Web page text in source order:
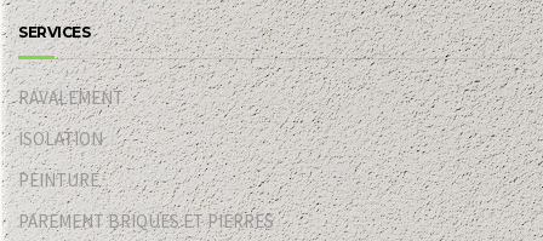
SERVICES
RAVALEMENT
ISOLATION
PEINTURE
PAREMENT BRIQUES ET PIERRES